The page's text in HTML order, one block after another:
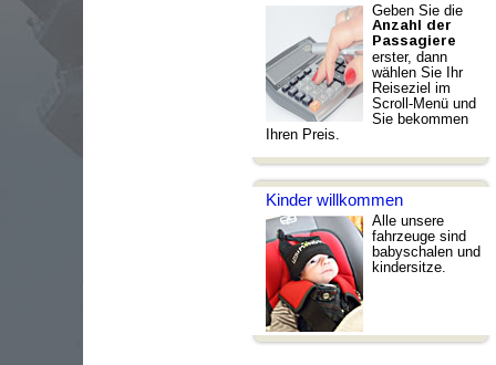
Geben Sie die
Anzahl der
Passagiere
erster, dann
wählen Sie Ihr
Reiseziel im
Scroll-Menü und
Sie bekommen
Ihren Preis.
Kinder willkommen
Alle unsere
fahrzeuge sind
babyschalen und
kindersitze.